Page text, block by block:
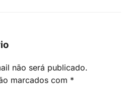
não será publicado.
marcados com *